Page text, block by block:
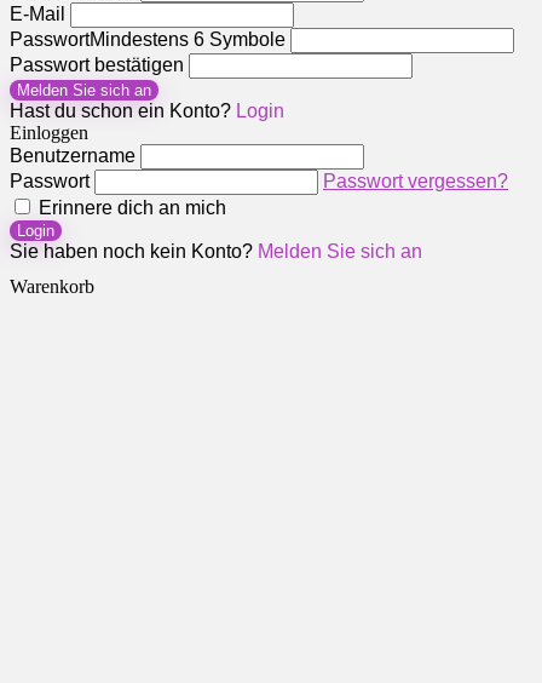
E-Mail
PasswortMindestens 6 Symbole
Passwort bestätigen
Melden Sie sich an
Hast du schon ein Konto? Login
Einloggen
Benutzername
Passwort
Passwort vergessen?
Erinnere dich an mich
Login
Sie haben noch kein Konto? Melden Sie sich an
Warenkorb